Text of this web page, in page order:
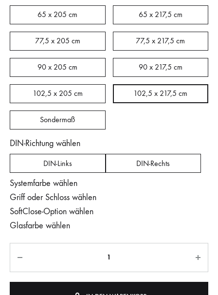
65 x 205 cm 65 x 217,5 cm
77,5 x 205 cm 77,5 x 217,5 cm
90 x 205 cm 90 x 217,5 cm
102,5 x 205 cm 102,5 x 217,5 cm
Sondermaß
DIN-Richtung wählen
DIN-Links DIN-Rechts
Systemfarbe wählen
Griff oder Schloss wählen
SoftClose-Option wählen
Glasfarbe wählen